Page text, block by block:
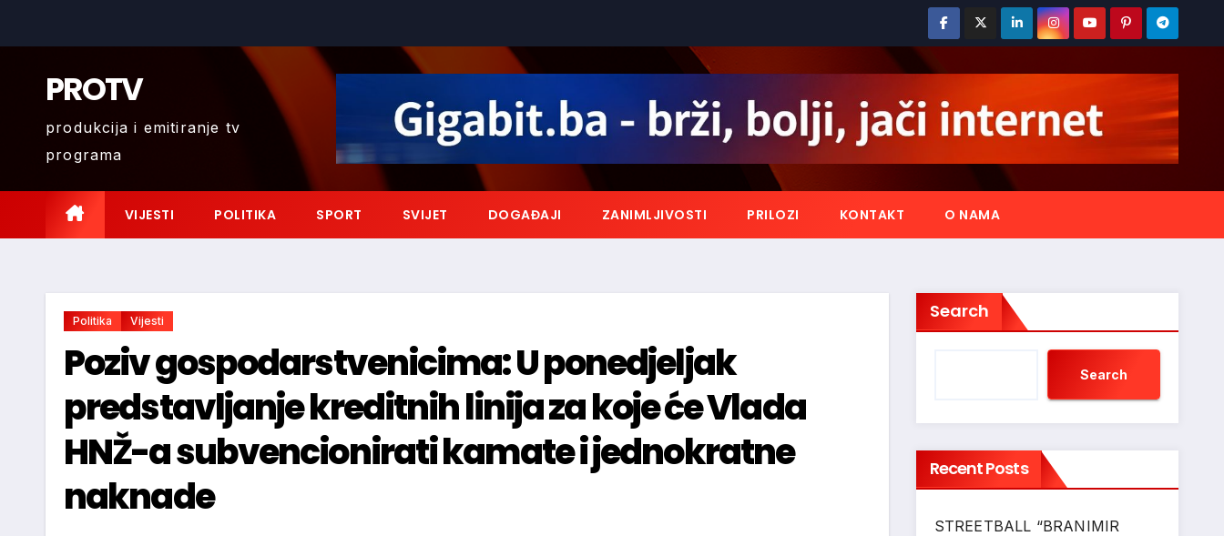
PROTV
produkcija i emitiranje tv
programa
VIJESTI POLITIKA SPORT SVIJET DOGAĐAJI ZANIMLJIVOSTI PRILOZI KONTAKT O NAMA
Politika Vijesti
Poziv gospodarstvenicima: U ponedjeljak
predstavljanje kreditnih linija za koje će Vlada
HNŽ-a subvencionirati kamate i jednokratne
naknade
Search
Search
Recent Posts
STREETBALL “BRANIMIR